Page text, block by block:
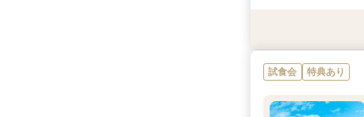
試食会 特典あり